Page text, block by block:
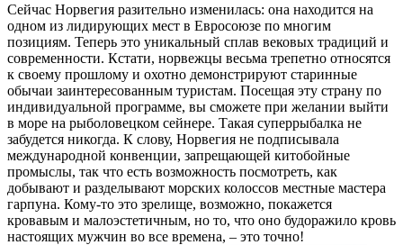
Сейчас Норвегия разительно изменилась: она находится на
одном из лидирующих мест в Евросоюзе по многим
позициям. Теперь это уникальный сплав вековых традиций и
современности. Кстати, норвежцы весьма трепетно относятся
к своему прошлому и охотно демонстрируют старинные
обычаи заинтересованным туристам. Посещая эту страну по
индивидуальной программе, вы сможете при желании выйти
в море на рыболовецком сейнере. Такая суперрыбалка не
забудется никогда. К слову, Норвегия не подписывала
международной конвенции, запрещающей китобойные
промыслы, так что есть возможность посмотреть, как
добывают и разделывают морских колоссов местные мастера
гарпуна. Кому-то это зрелище, возможно, покажется
кровавым и малоэстетичным, но то, что оно будоражило кровь
настоящих мужчин во все времена, – это точно!